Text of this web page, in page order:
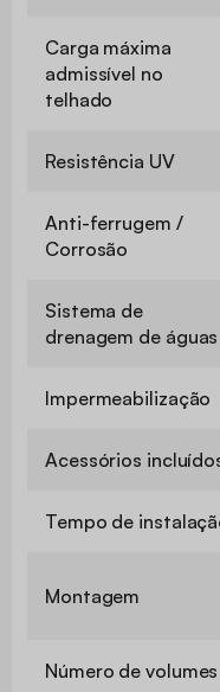
Carga máxima
admissível no
telhado
Resistência UV
Anti-ferrugem /
Corrosão
Sistema de
drenagem de águas
Impermeabilização
Acessórios
Tempo de
Montagem
Número de volumes